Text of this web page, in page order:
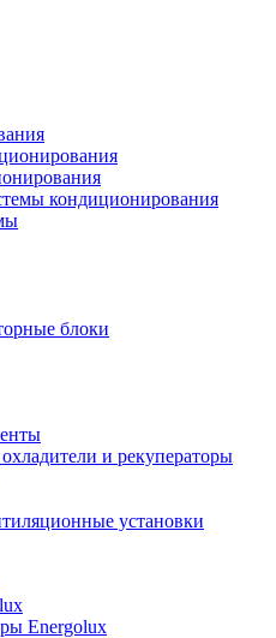
кондиционирования
блоки
и рекуператоры
установки
Energolux